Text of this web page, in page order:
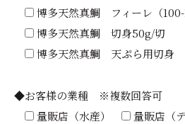
博多天然真鯛 フィーレ（100-
博多天然真鯛 切身50g/切
博多天然真鯛 天ぷら用切身
◆お客様の業種 ※複数回答可
量販店（水産）
量販店（デ